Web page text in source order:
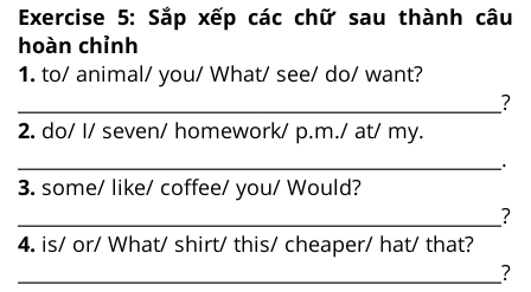
Exercise 5: Sắp xếp các chữ sau thành câu
hoàn chỉnh
1. to/ animal/ you/ What/ see/ do/ want?
___________________________________________________?
2. do/ I/ seven/ homework/ p.m./ at/ my.
___________________________________________________.
3. some/ like/ coffee/ you/ Would?
___________________________________________________?
4. is/ or/ What/ shirt/ this/ cheaper/ hat/ that?
___________________________________________________?